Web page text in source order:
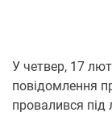
У четвер, 17
повідомлення
провалився під